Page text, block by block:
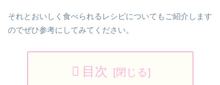
それとおいしく食べられるレシピについてもご紹介します
のでぜひ参考にしてみてください。
目次